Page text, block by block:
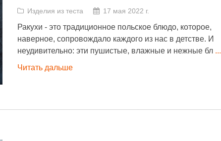
Изделия из теста 17 мая 2022 г.
Ракухи - это традиционное польское блюдо, которое,
наверное, сопровождало каждого из нас в детстве. И
неудивительно: эти пушистые, влажные и нежные бл ...
Читать дальше